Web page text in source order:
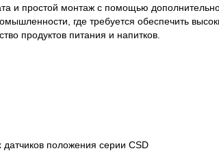
и простой монтаж с помощью
где требуется обеспечить
продуктов питания и напитков.
положения серии CSD